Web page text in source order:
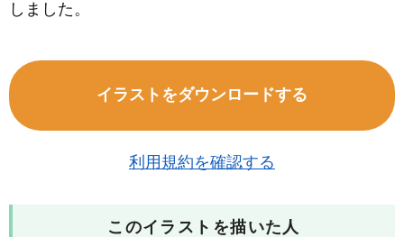
しました。
イラストをダウンロードする
利用規約を確認する
このイラストを描いた人